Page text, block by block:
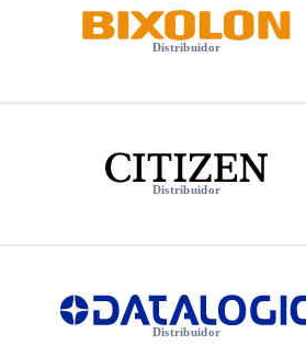
Distribuidor
Distribuidor
Distribuidor